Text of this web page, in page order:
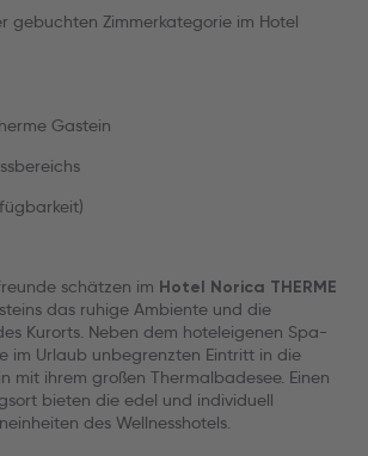
gebuchten Zimmerkategorie im Hotel
Gastein
schätzen im Hotel Norica THERME
das ruhige Ambiente und die
Kurorts. Neben dem hoteleigenen Spa-
im Urlaub unbegrenzten Eintritt in die
mit ihrem großen Thermalbadesee. Einen
bieten die edel und individuell
des Wellnesshotels.